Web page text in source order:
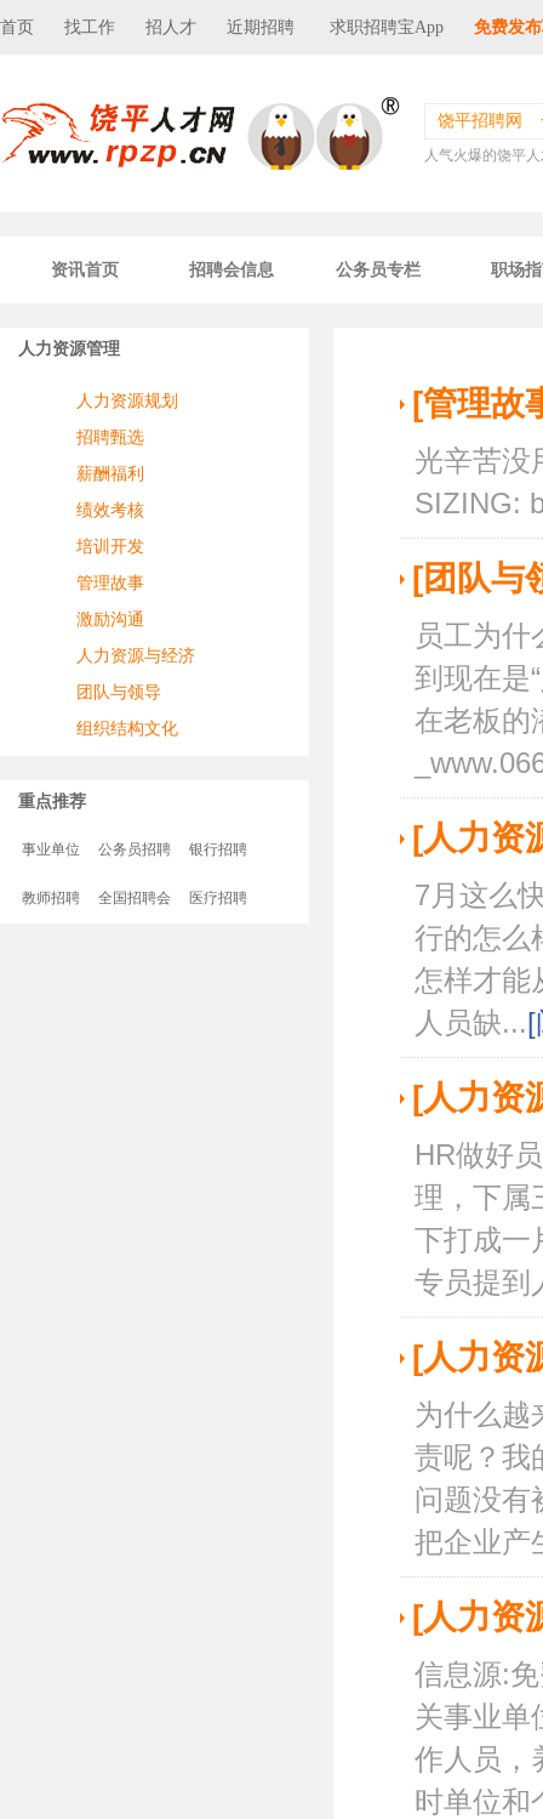
首页 找工作 招人才 近期招聘 求职招聘宝App 免费发
饶平招聘网
人气火爆的饶平
资讯首页 招聘会信息 公务员专栏 职场
人力资源管理
人力资源规划
招聘甄选
薪酬福利
绩效考核
培训开发
管理故事
激励沟通
人力资源与经济
团队与领导
组织结构文化
重点推荐
事业单位 公务员招聘 银行招聘
教师招聘 全国招聘会 医疗招聘
[管理故
光辛苦没
SIZING:
[团队与
员工为
到现在是
在老板的
[人力资
7月这么
行的怎
怎样才
人员缺...[
[人力资
HR做好
理，下属
下打成一
专员提到
[人力资
为什么越
责呢？我
问题没有
把企业产
[人力资
信息源:
关事业单
作人员，
时单位和